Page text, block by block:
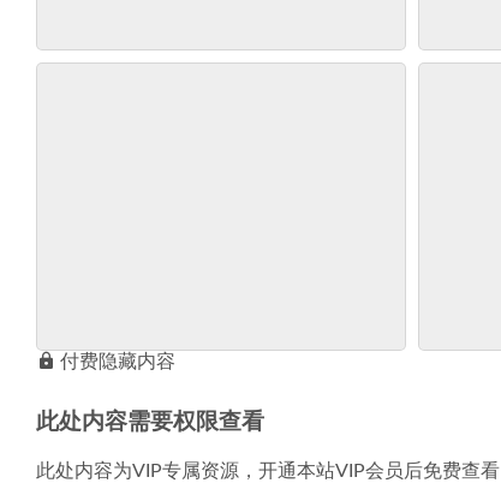
付费隐藏内容
此处内容需要权限查看
此处内容为VIP专属资源，开通本站VIP会员后免费查看